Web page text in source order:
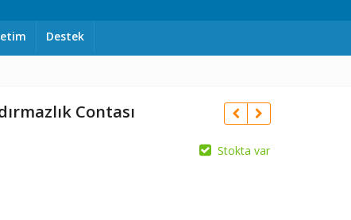
Destek
Contası
Stokta var